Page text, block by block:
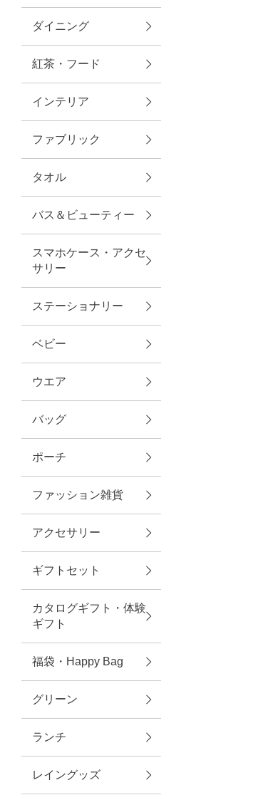
トラベルグッズ
ランチ
バッグ
キッチン・ダイニング
ダイニング
キッチン
ファブリック
グリーン
バス＆ビューティー
バス＆ビューティー
タオル
ウエア＆バッグ
ウエア
レイングッズ
アクセサリー
ファッション雑貨
ファッショングッズ
ダイニング
紅茶・フード
インテリア
ファブリック
タオル
バス＆ビューティー
スマホケース・アクセ
サリー
ステーショナリー
ベビー
ウエア
バッグ
ポーチ
ファッション雑貨
アクセサリー
ギフトセット
カタログギフト・体験
ギフト
福袋・Happy Bag
グリーン
ランチ
レイングッズ